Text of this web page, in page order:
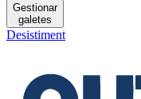
Gestionar
galetes
Desistiment